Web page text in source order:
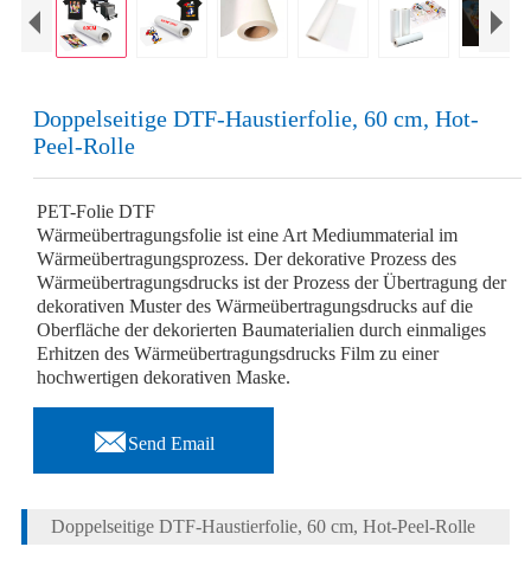
Doppelseitige DTF-Haustierfolie, 60 cm, Hot-
Peel-Rolle
PET-Folie DTF
Wärmeübertragungsfolie ist eine Art Mediummaterial im
Wärmeübertragungsprozess. Der dekorative Prozess des
Wärmeübertragungsdrucks ist der Prozess der Übertragung der
dekorativen Muster des Wärmeübertragungsdrucks auf die
Oberfläche der dekorierten Baumaterialien durch einmaliges
Erhitzen des Wärmeübertragungsdrucks Film zu einer
hochwertigen dekorativen Maske.
Send Email
Doppelseitige DTF-Haustierfolie, 60 cm, Hot-Peel-Rolle